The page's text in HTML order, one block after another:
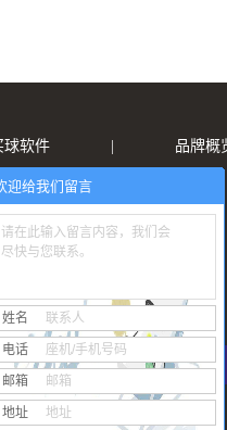
球软件 品牌概
迎给我们留言
请在此输入留言内容，我们会
尽快与您联系。
姓名 联系人
电话 座机/手机号码
邮箱 邮箱
地址 地址